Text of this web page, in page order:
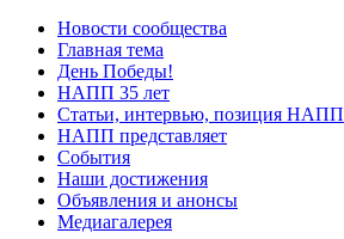
Новости сообщества
Главная тема
День Победы!
НАПП 35 лет
Статьи, интервью, позиция НАПП
НАПП представляет
События
Наши достижения
Объявления и анонсы
Медиагалерея